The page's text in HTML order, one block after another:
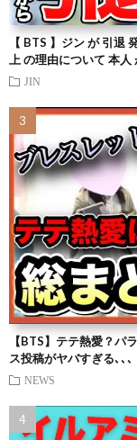
【 BTS 】ジン が 引退
上 の理由について 本人
JIN
【BTS】テテ熱愛？パ
ス投稿がヤバすぎる､､､
NEWS